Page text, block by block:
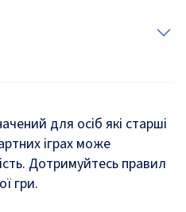
для осіб які старші
іграх може
Дотримуйтесь правил
гри.